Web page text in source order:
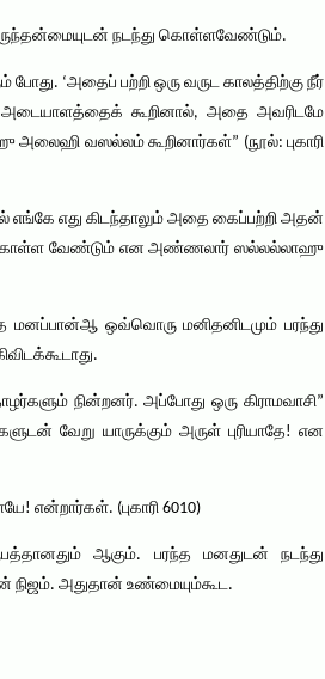
நடந்து கொள்ளவேண்டும்.
‘அதைப் பற்றி ஒரு வருட காலத்திற்கு நீர்
அடையாளத்தைக் கூறினால், அதை அவரிடமே
அலைஹி வஸல்லம் கூறினார்கள்” (நூல்: புகாரி
எது கிடந்தாலும் அதை கைப்பற்றி அதன்
கொள்ள வேண்டும் என அண்ணலார் ஸல்லல்லாஹு
ஒவ்வொரு மனிதனிடமும் பரந்து
நின்றனர். அப்போது ஒரு கிராமவாசி”
வேறு யாருக்கும் அருள் புரியாதே! என
என்றார்கள். (புகாரி 6010)
ஆகும். பரந்த மனதுடன் நடந்து
நிஜம். அதுதான் உண்மையும்கூட.